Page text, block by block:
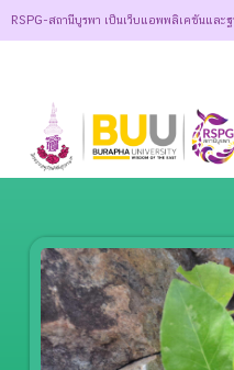
RSPG-สถานีบูรพา เป็นเว็บแอพพลิเคชันแล